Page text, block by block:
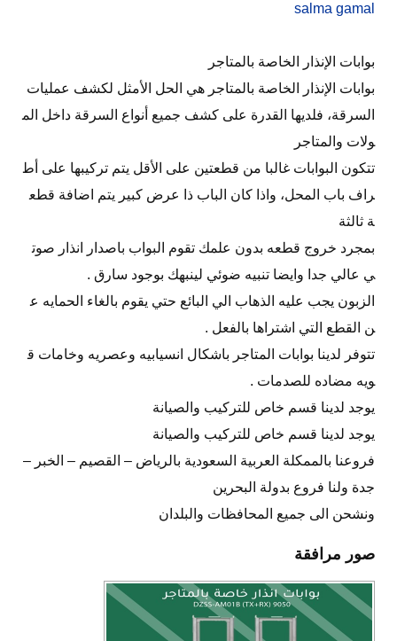
salma gamal
بوابات الإنذار الخاصة بالمتاجر
بوابات الإنذار الخاصة بالمتاجر هي الحل الأمثل لكشف عمليات
السرقة، فلديها القدرة على كشف جميع أنواع السرقة داخل الم
ولات والمتاجر
تتكون البوابات غالبا من قطعتين على الأقل يتم تركيبها على أط
راف باب المحل، واذا كان الباب ذا عرض كبير يتم اضافة قطع
ة ثالثة
بمجرد خروج قطعه بدون علمك تقوم البواب باصدار انذار صوت
ي عالي جدا وايضا تنبيه ضوئي لينبهك بوجود سارق .
الزبون يجب عليه الذهاب الي البائع حتي يقوم بالغاء الحمايه ع
ن القطع التي اشتراها بالفعل .
تتوفر لدينا بوابات المتاجر باشكال انسيابيه وعصريه وخامات ق
ويه مضاده للصدمات .
يوجد لدينا قسم خاص للتركيب والصيانة
يوجد لدينا قسم خاص للتركيب والصيانة
فروعنا بالممكلة العربية السعودية بالرياض – القصيم – الخبر –
جدة ولنا فروع بدولة البحرين
ونشحن الى جميع المحافظات والبلدان
صور مرافقة